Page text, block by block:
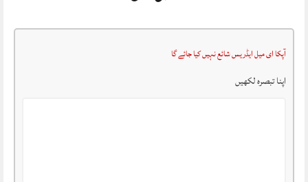
آپکا ای میل ایڈریس شائع نہیں کیا جائے گا
اپنا تبصرہ لکھیں